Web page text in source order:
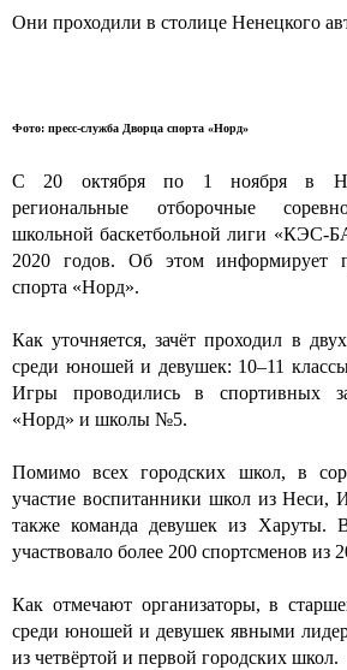
Они проходили в столице Ненецкого
Фото: пресс-служба Дворца спорта «Норд»
C 20 октября по 1 ноября в
региональные отборочные
школьной баскетбольной лиги «КЭС-
2020 годов. Об этом информирует
спорта «Норд».
Как уточняется, зачёт проходил в
среди юношей и девушек: 10–11
Игры проводились в спортивных
«Норд» и школы №5.
Помимо всех городских школ, в
участие воспитанники школ из Неси,
также команда девушек из Харуты.
участвовало более 200 спортсменов из
Как отмечают организаторы, в
среди юношей и девушек явными
из четвёртой и первой городских школ.